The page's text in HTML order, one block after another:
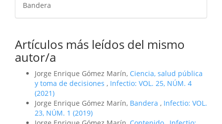
Bandera
Artículos más leídos del mismo
autor/a
Jorge Enrique Gómez Marín, Ciencia, salud pública
y toma de decisiones , Infectio: VOL. 25, NÚM. 4
(2021)
Jorge Enrique Gómez Marín, Bandera , Infectio: VOL.
23, NÚM. 1 (2019)